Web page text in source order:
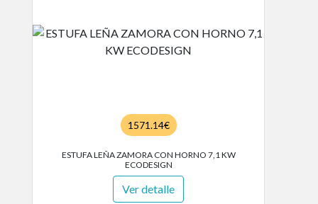
1571.14€
ESTUFA LEÑA ZAMORA CON HORNO 7,1 KW
ECODESIGN
Ver detalle